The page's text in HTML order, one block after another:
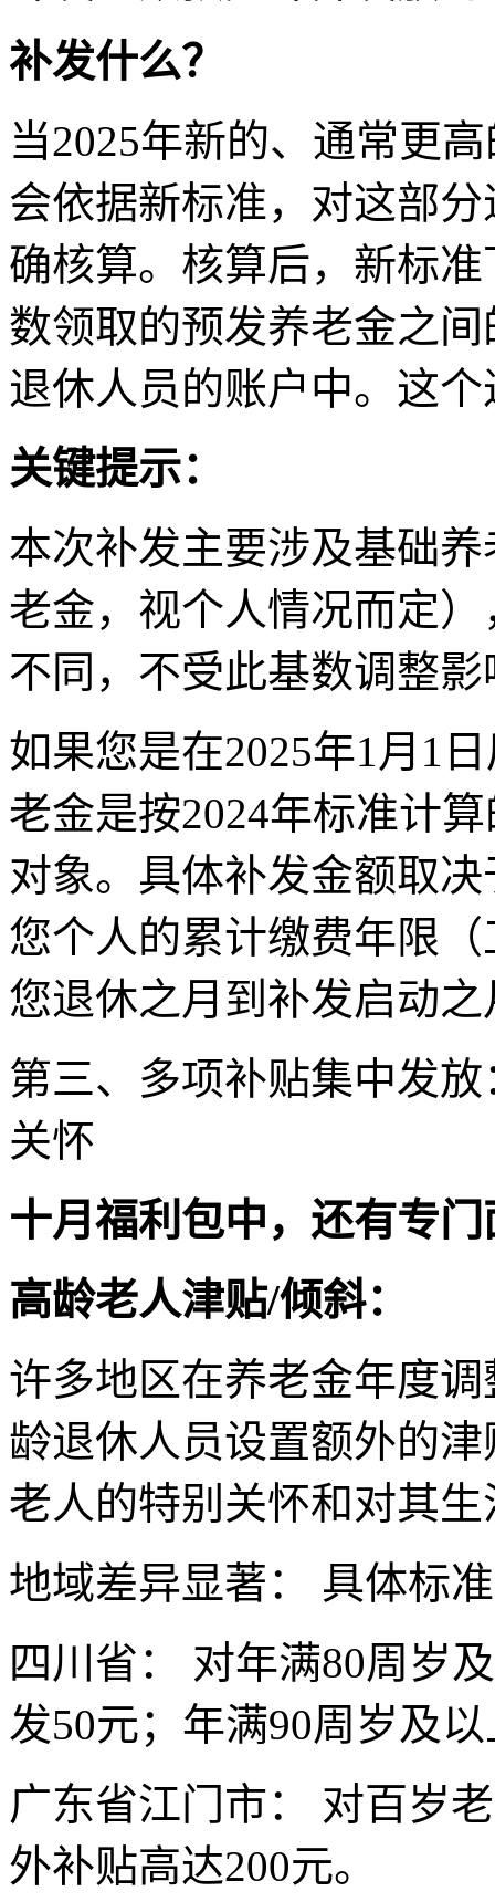
补发什么？
当2025年新的、通常更
会依据新标准，对这部
确核算。核算后，新标
数领取的预发养老金之
退休人员的账户中。这
关键提示：
本次补发主要涉及基础
老金，视个人情况而定
不同，不受此基数调整影
如果您是在2025年1月1
老金是按2024年标准计
对象。具体补发金额取
您个人的累计缴费年限
您退休之月到补发启动
第三、多项补贴集中发
关怀
十月福利包中，还有专
高龄老人津贴/倾斜：
许多地区在养老金年度
龄退休人员设置额外的
老人的特别关怀和对其
地域差异显著： 具体标
四川省： 对年满80周岁
发50元；年满90周岁及
广东省江门市： 对百岁
外补贴高达200元。